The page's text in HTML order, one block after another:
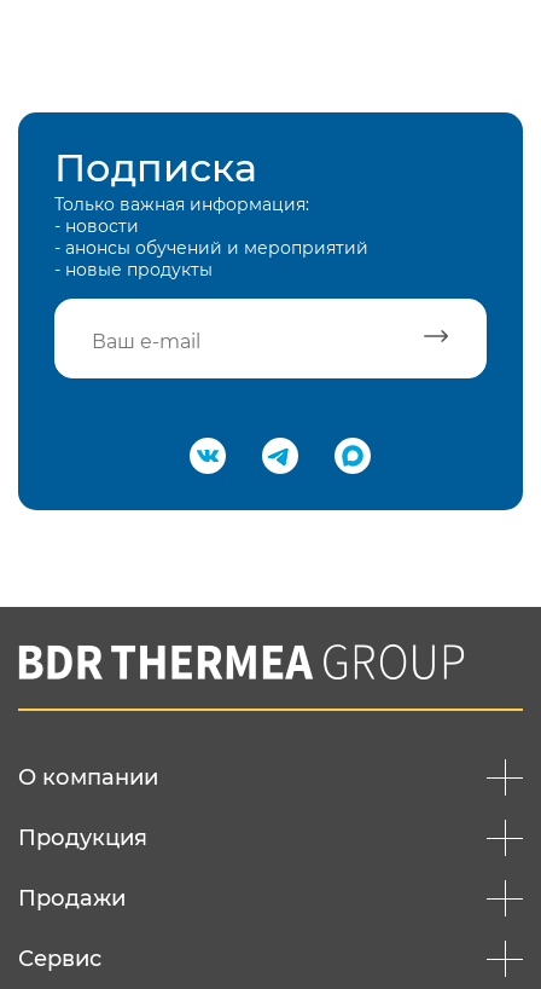
Подписка
Только важная информация:
- новости
- анонсы обучений и мероприятий
- новые продукты
Подтвердить e-mail
Вы соглашаетесь с нашей политикой
конфеденциальности
О компании
Продукция
Продажи
Сервис